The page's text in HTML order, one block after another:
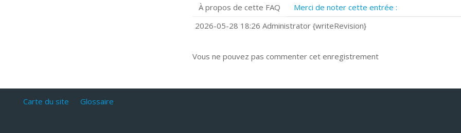
Quels navigateurs web sont supportés ?
Comment installer Google Chrome ?
À propos de cette FAQ
Merci de noter cette entrée :
2026-05-28 18:26 Administrator {writeRevision}
Vous ne pouvez pas commenter cet enregistrement
Carte du site Glossaire